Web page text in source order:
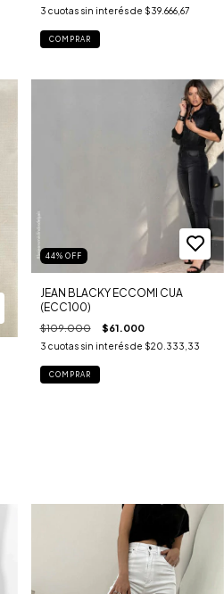
3 cuotas sin interés de $39.666,67
COMPRAR
44% OFF
JEAN BLACKY ECCOMI CUA
(ECC100)
$109.000 $61.000
3 cuotas sin interés de $20.333,33
COMPRAR